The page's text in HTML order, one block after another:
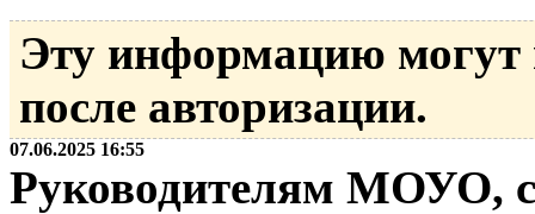
Эту информацию могут
после авторизации.
07.06.2025 16:55
Руководителям МОУО,